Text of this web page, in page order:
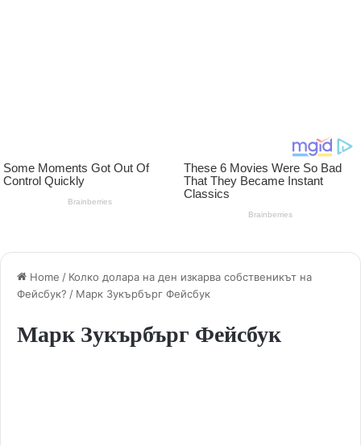
Home / Колко долара на ден изкарва собственикът на
Фейсбук? / Марк Зукърбърг Фейсбук
Марк Зукърбърг Фейсбук